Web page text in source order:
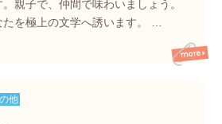
。親子で、仲間で味わいましょう。
たを極上の文学へ誘います。 …
他